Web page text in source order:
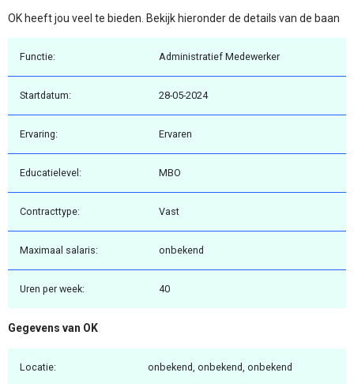
OK heeft jou veel te bieden. Bekijk hieronder de details van de baan
Functie: Administratief Medewerker
Startdatum: 28-05-2024
Ervaring: Ervaren
Educatielevel: MBO
Contracttype: Vast
Maximaal salaris: onbekend
Uren per week: 40
Gegevens van OK
Locatie: onbekend, onbekend, onbekend